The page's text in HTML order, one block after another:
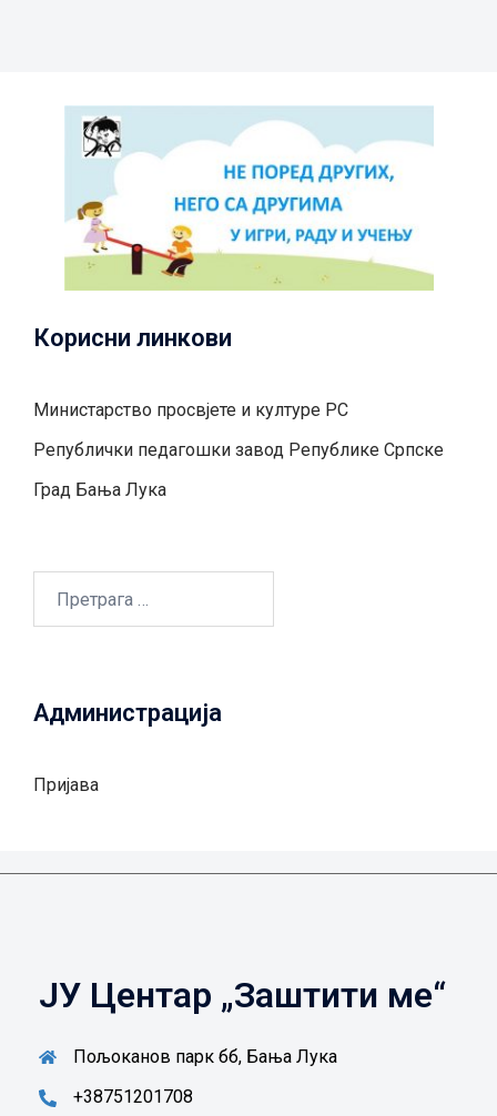
Корисни линкови
Министарство просвјете и културе РС
Републички педагошки завод Републике Српске
Град Бањa Лукa
Администрација
Пријава
ЈУ Центар „Заштити ме“
Пољоканов парк бб, Бања Лука
+38751201708